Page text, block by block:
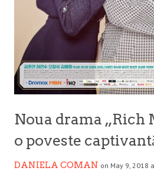
Noua drama „Rich
o poveste
DANIELA COMAN on May 9, 2018